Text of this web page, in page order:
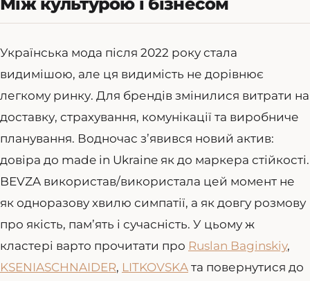
Українська мода після 2022 року стала
видимішою, але ця видимість не дорівнює
легкому ринку. Для брендів змінилися витрати на
доставку, страхування, комунікації та виробниче
планування. Водночас з’явився новий актив:
довіра до made in Ukraine як до маркера стійкості.
BEVZA використав/використала цей момент не
як одноразову хвилю симпатії, а як довгу розмову
про якість, пам’ять і сучасність. У цьому ж
кластері варто прочитати про Ruslan Baginskiy,
KSENIASCHNAIDER, LITKOVSKA та повернутися до